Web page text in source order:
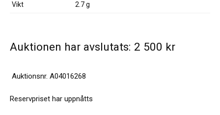
Vikt 2.7 g
Auktionen har avslutats: 2 500 kr
Auktionsnr. A04016268
Reservpriset har uppnåtts